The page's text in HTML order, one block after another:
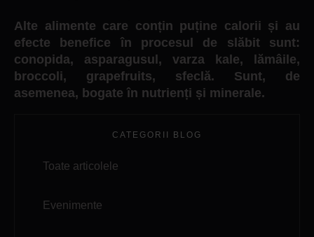
Alte alimente care conțin puține calorii și au
efecte benefice în procesul de slăbit sunt:
conopida, asparagusul, varza kale, lămâile,
broccoli, grapefruits, sfeclă. Sunt, de
asemenea, bogate în nutrienți și minerale.
CATEGORII BLOG
Toate articolele
Evenimente